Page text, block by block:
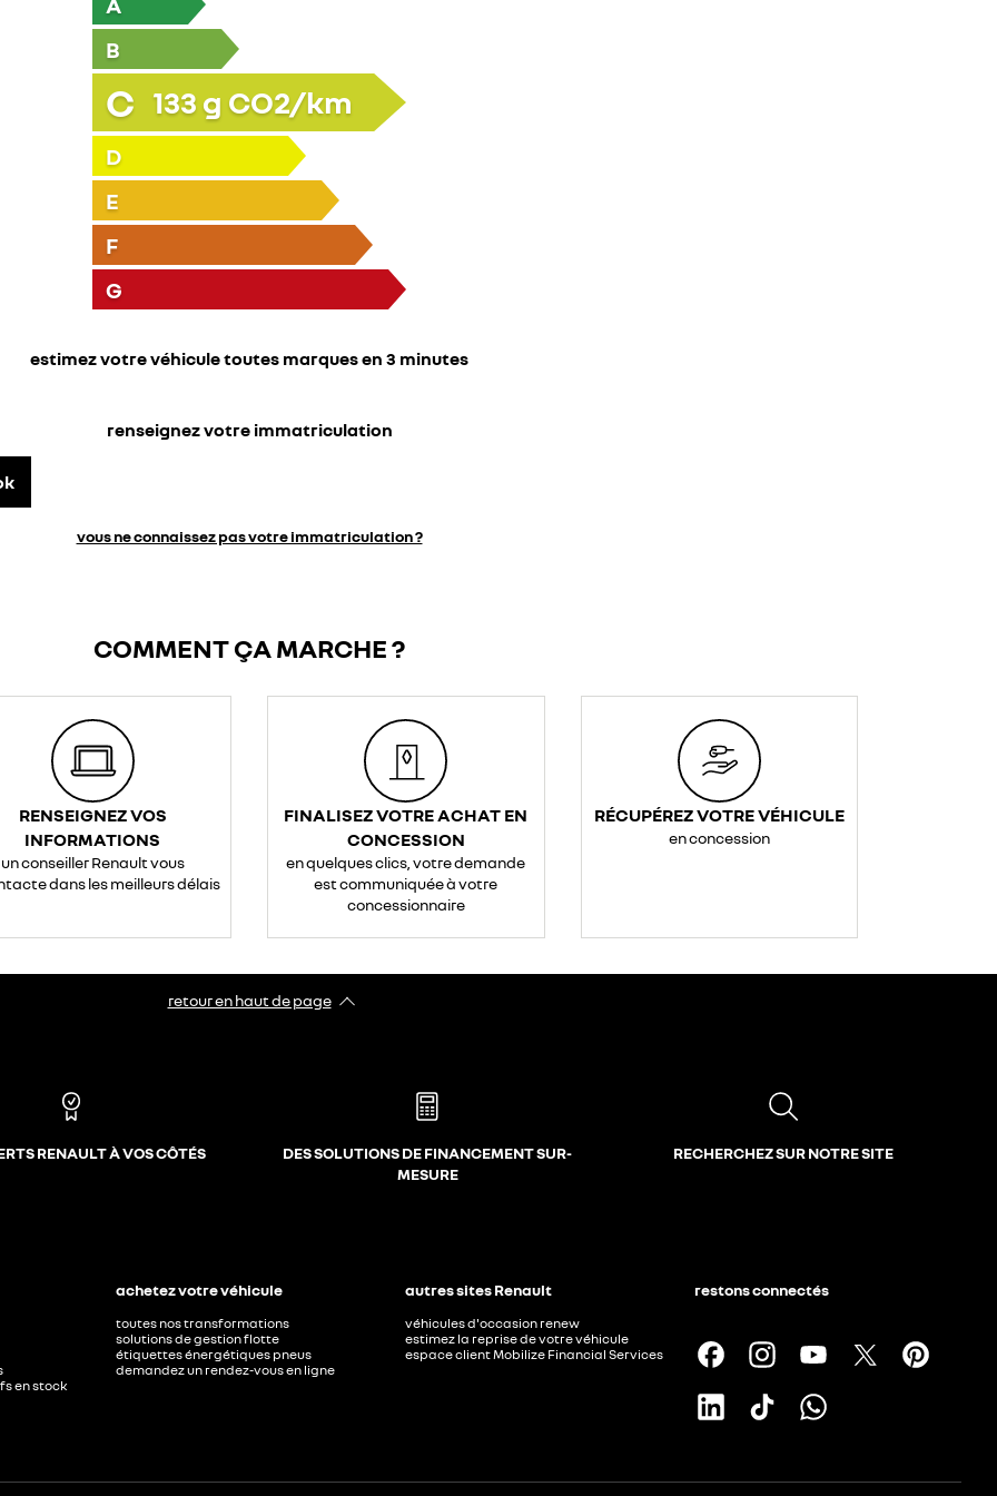
B
C 133 g CO2/km
D
E
F
G
estimez votre véhicule toutes marques en 3 minutes
renseignez votre immatriculation
vous ne connaissez pas votre immatriculation ?
COMMENT ÇA MARCHE ?
RENSEIGNEZ VOS
INFORMATIONS
un conseiller Renault vous
dans les meilleurs délais
FINALISEZ VOTRE ACHAT EN
CONCESSION
en quelques clics, votre demande
est communiquée à votre
concessionnaire
RÉCUPÉREZ VOTRE VÉHICULE
en concession
retour en haut de page​
RENAULT À VOS CÔTÉS
DES SOLUTIONS DE FINANCEMENT SUR-
MESURE
RECHERCHEZ SUR NOTRE SITE
en stock
achetez votre véhicule
toutes nos transformations
solutions de gestion flotte
étiquettes énergétiques pneus
demandez un rendez-vous en ligne
autres sites Renault
véhicules d'occasion renew
estimez la reprise de votre véhicule
espace client Mobilize Financial Services
restons connectés